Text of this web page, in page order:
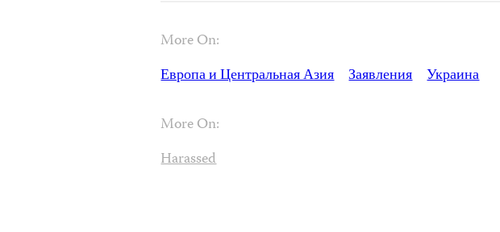
More On:
Европа и Центральная Азия Заявления Украина
More On:
Harassed